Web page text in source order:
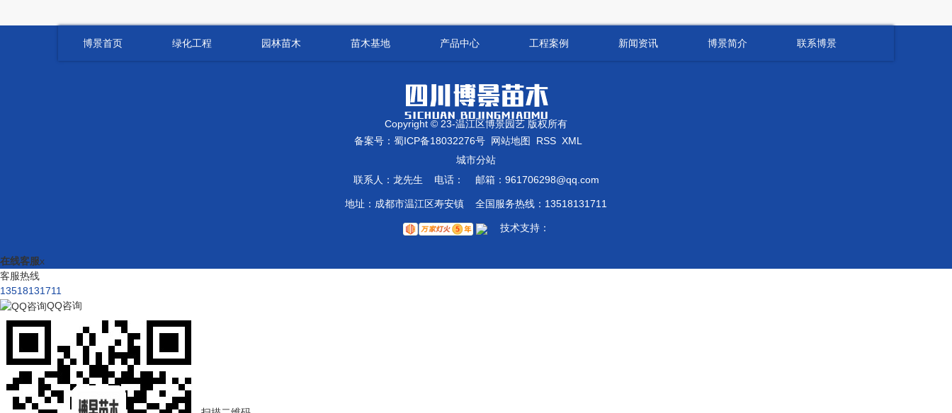
博景首页 绿化工程 园林苗木 苗木基地 产品中心 工程案例 新闻资讯 博景简介 联系博景
Copyright © 23-温江区博景园艺 版权所有
备案号： 蜀ICP备18032276号 网站地图 RSS XML
城市分站
市
分
站
陕
西
西
成
联系人：龙先生 电话： 邮箱：961706298@qq.com
地址：成都市温江区寿安镇 全国服务热线：13518131711
技术支持：
在线客服x
客服热线
13518131711
QQ咨询